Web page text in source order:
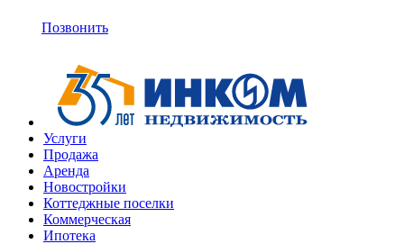
Позвонить
Услуги
Продажа
Аренда
Новостройки
Коттеджные поселки
Коммерческая
Ипотека